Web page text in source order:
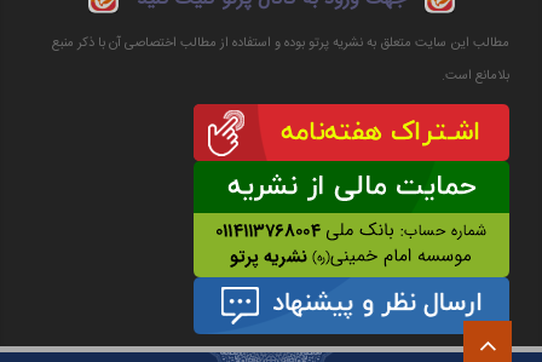
مطالب این سایت متعلق به نشریه پرتو بوده و استفاده از مطالب اختصاصی آن با ذکر منبع
بلامانع است.